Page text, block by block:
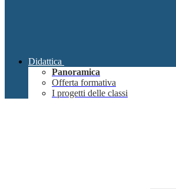
Didattica
Panoramica
Offerta formativa
I progetti delle classi